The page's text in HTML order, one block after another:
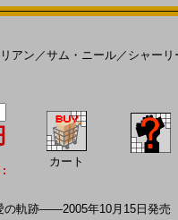
アン ／サム・ニール／ シャーリ
:
カート
愛の軌跡――2005年10月15日